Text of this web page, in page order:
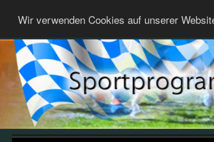
Wir verwenden Cookies auf unserer